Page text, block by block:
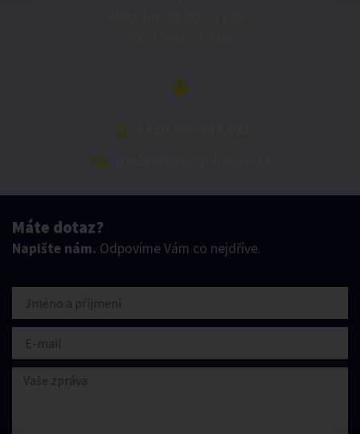
Máte dotaz?
Napište nám. Odpovíme Vám co nejdříve.